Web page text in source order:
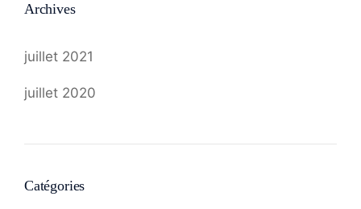
Archives
juillet 2021
juillet 2020
Catégories